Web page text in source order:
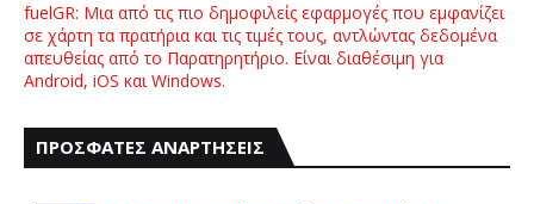
fuelGR: Μια από τις πιο δημοφιλείς εφαρμογές που εμφανίζει
σε χάρτη τα πρατήρια και τις τιμές τους, αντλώντας δεδομένα
απευθείας από το Παρατηρητήριο. Είναι διαθέσιμη για
Android, iOS και Windows.
ΠΡΟΣΦΑΤΕΣ ΑΝΑΡΤΗΣΕΙΣ